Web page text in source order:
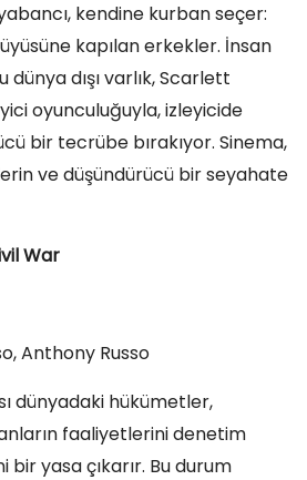
kendine kurban seçer:
kapılan erkekler. İnsan
dünya dışı varlık, Scarlett
oyunculuğuyla, izleyicide
bir tecrübe bırakıyor. Sinema,
ve düşündürücü bir seyahate
War
Anthony Russo
dünyadaki hükümetler,
faaliyetlerini denetim
bir yasa çıkarır. Bu durum